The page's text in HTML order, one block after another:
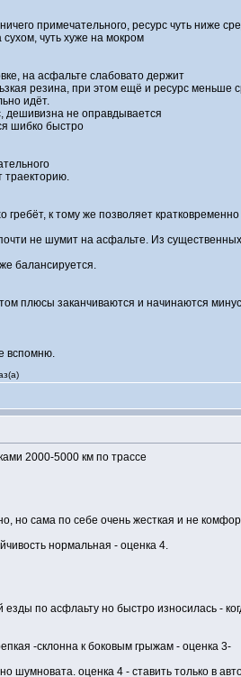
примечательного, ресурс чуть ниже
чуть хуже на мокром
на асфальте слабовато держит
резина, при этом ещё и ресурс меньше
идёт.
дешивизна не оправдывается
шибко быстро
траекторию.
к тому же позволяет
не шумит на асфальте. Из
балансируется.
плюсы заканчиваются и начинаются
вспомню.
2000-5000 км по трассе
но сама по себе очень жесткая и не
нормальная - оценка 4.
по асфлаьту но быстро износилась -
-склонна к боковым грыжам - оценка 3-
шумновата. оценка 4 - ставить только в